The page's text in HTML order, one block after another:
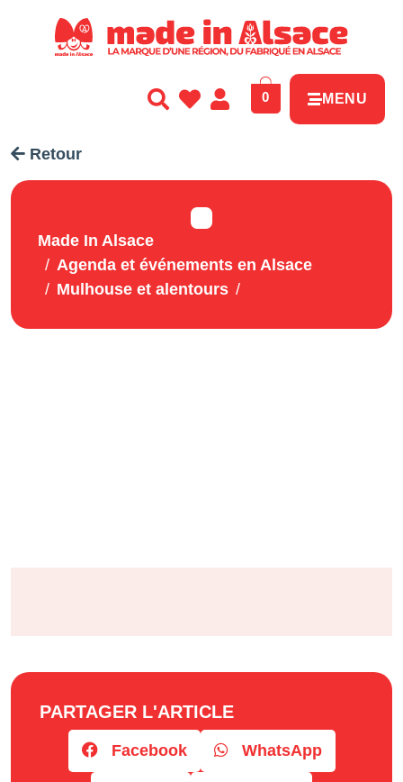
0 MENU
Retour
Made In Alsace
Agenda et événements en Alsace
Mulhouse et alentours
PARTAGER L'ARTICLE
Facebook WhatsApp